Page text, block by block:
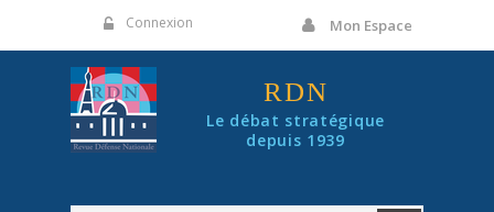
Connexion Mon Espace
RDN
Le débat stratégique
depuis 1939